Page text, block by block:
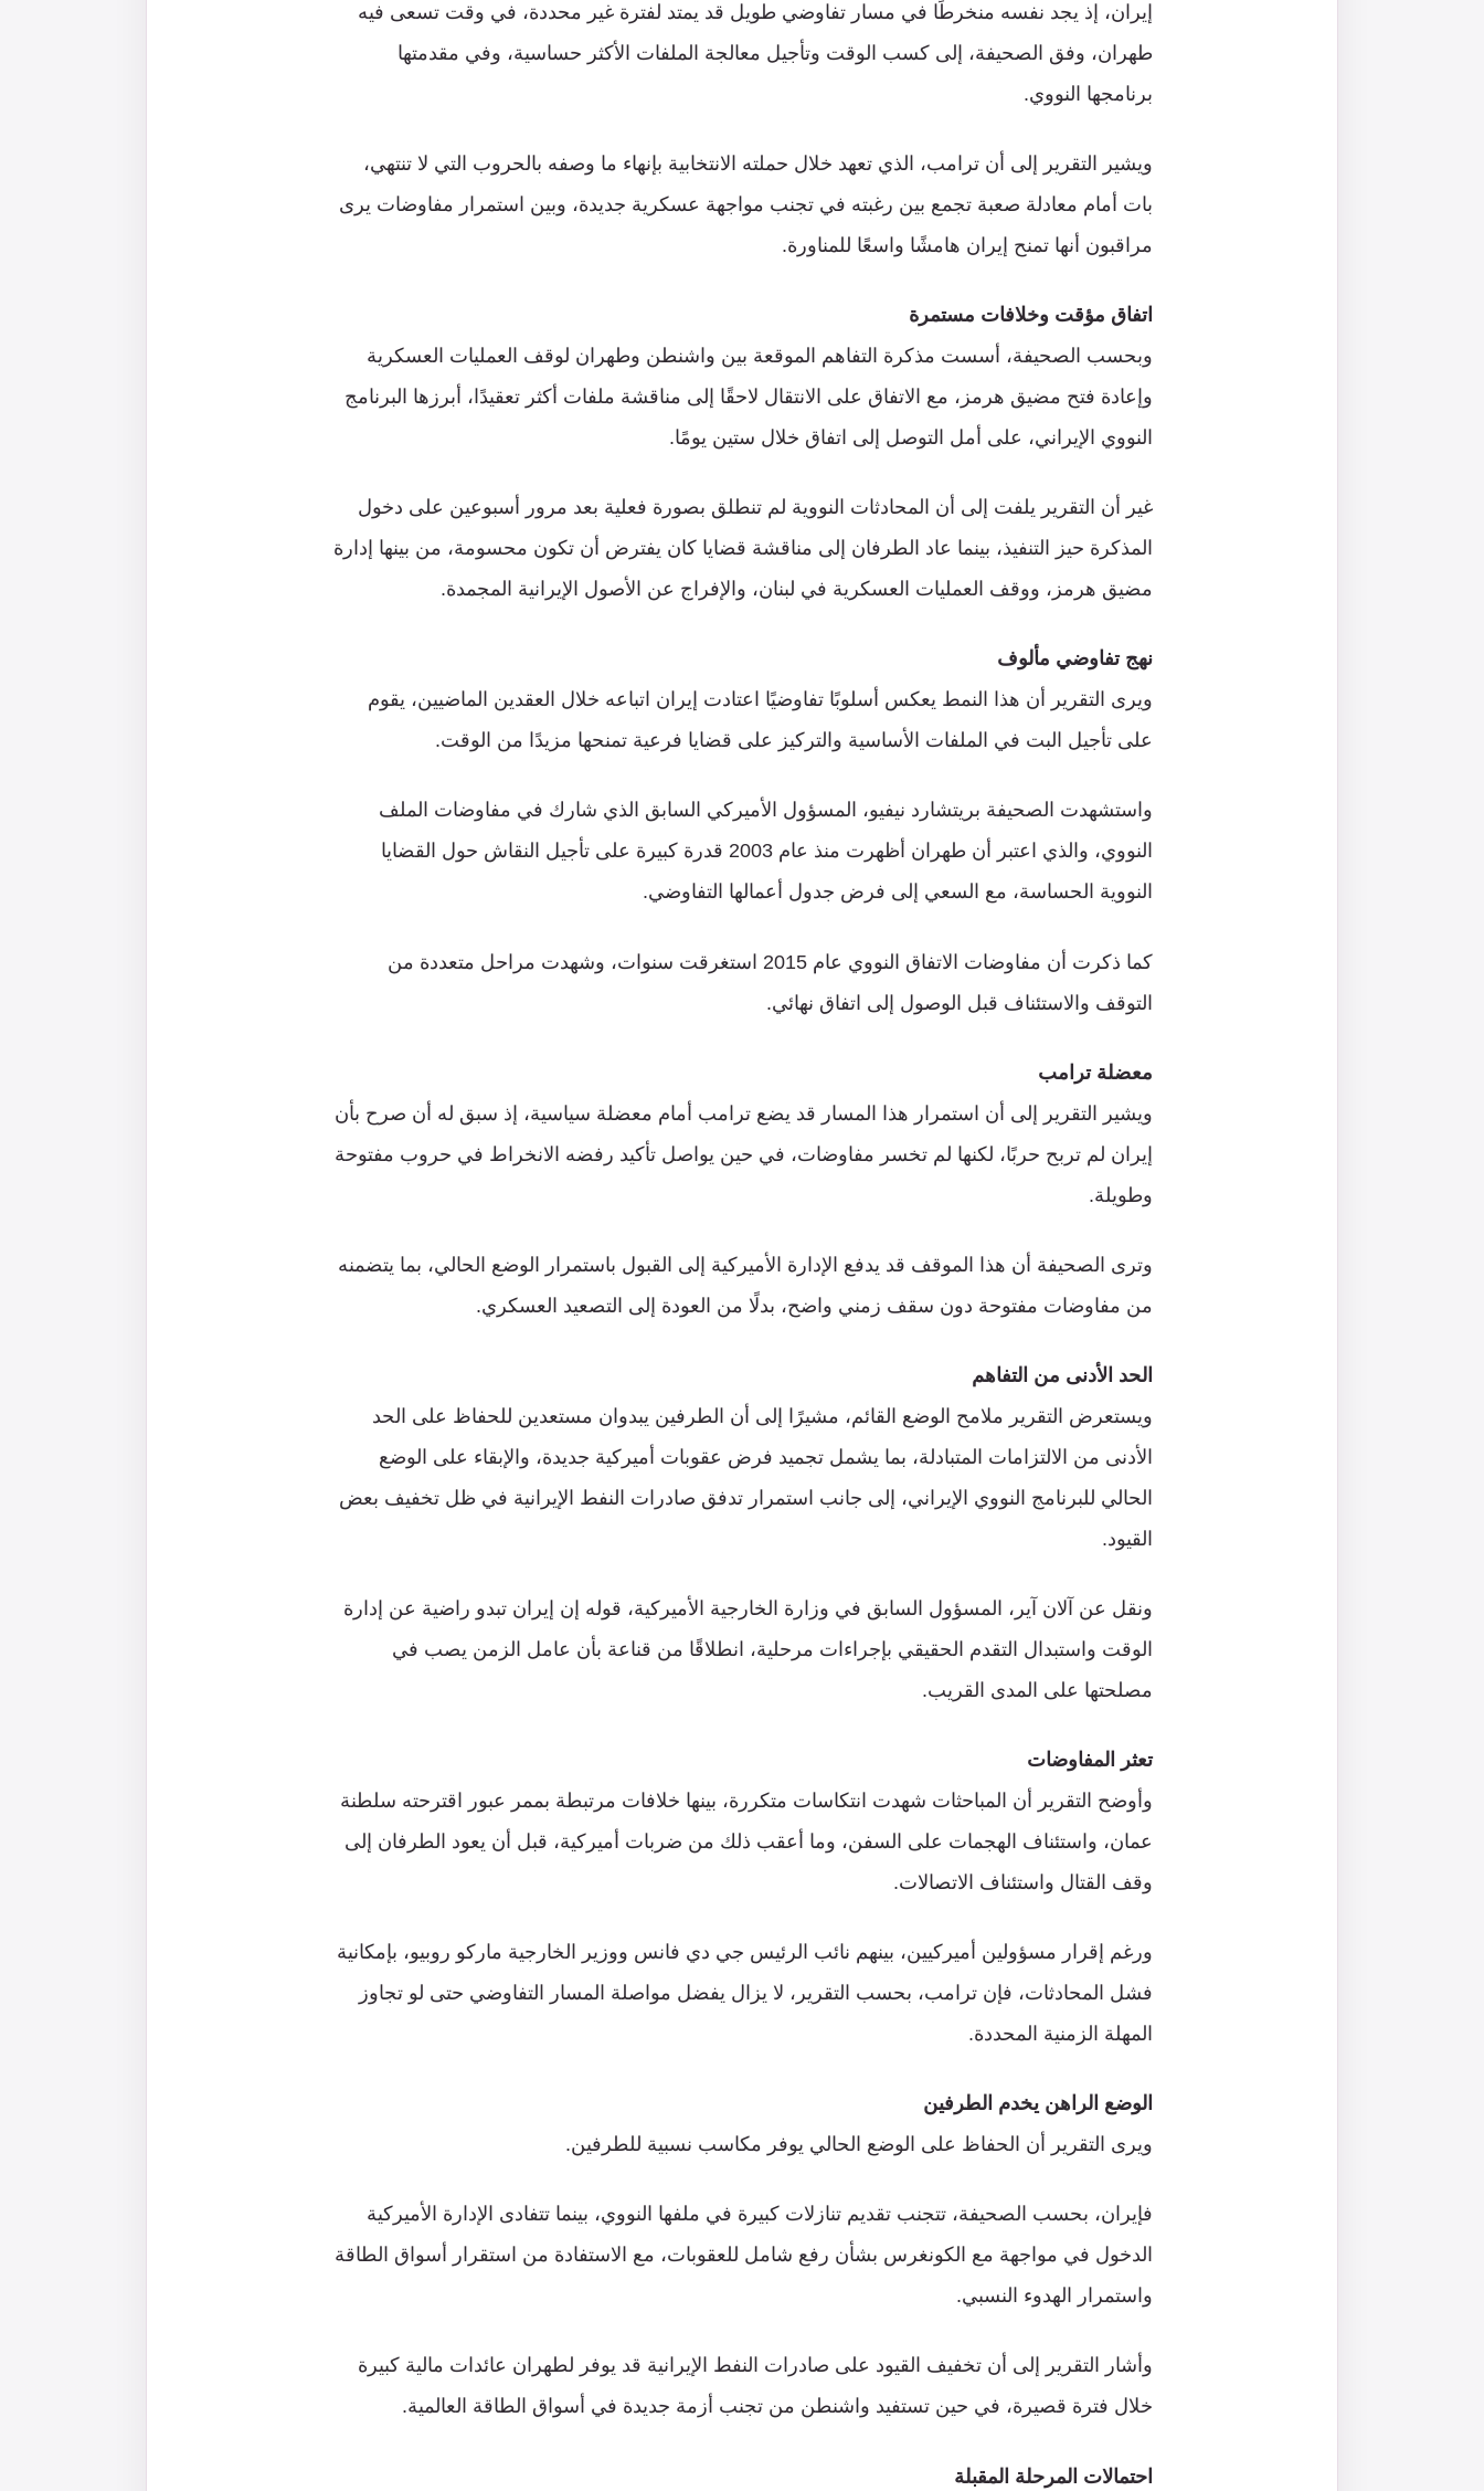
إيران، إذ يجد نفسه منخرطًا في مسار تفاوضي طويل قد يمتد لفترة غير محددة، في وقت تسعى فيه
طهران، وفق الصحيفة، إلى كسب الوقت وتأجيل معالجة الملفات الأكثر حساسية، وفي مقدمتها
برنامجها النووي.
ويشير التقرير إلى أن ترامب، الذي تعهد خلال حملته الانتخابية بإنهاء ما وصفه بالحروب التي لا تنتهي،
بات أمام معادلة صعبة تجمع بين رغبته في تجنب مواجهة عسكرية جديدة، وبين استمرار مفاوضات يرى
مراقبون أنها تمنح إيران هامشًا واسعًا للمناورة.
اتفاق مؤقت وخلافات مستمرة
وبحسب الصحيفة، أسست مذكرة التفاهم الموقعة بين واشنطن وطهران لوقف العمليات العسكرية
وإعادة فتح مضيق هرمز، مع الاتفاق على الانتقال لاحقًا إلى مناقشة ملفات أكثر تعقيدًا، أبرزها البرنامج
النووي الإيراني، على أمل التوصل إلى اتفاق خلال ستين يومًا.
غير أن التقرير يلفت إلى أن المحادثات النووية لم تنطلق بصورة فعلية بعد مرور أسبوعين على دخول
المذكرة حيز التنفيذ، بينما عاد الطرفان إلى مناقشة قضايا كان يفترض أن تكون محسومة، من بينها إدارة
مضيق هرمز، ووقف العمليات العسكرية في لبنان، والإفراج عن الأصول الإيرانية المجمدة.
نهج تفاوضي مألوف
ويرى التقرير أن هذا النمط يعكس أسلوبًا تفاوضيًا اعتادت إيران اتباعه خلال العقدين الماضيين، يقوم
على تأجيل البت في الملفات الأساسية والتركيز على قضايا فرعية تمنحها مزيدًا من الوقت.
واستشهدت الصحيفة بريتشارد نيفيو، المسؤول الأميركي السابق الذي شارك في مفاوضات الملف
النووي، والذي اعتبر أن طهران أظهرت منذ عام 2003 قدرة كبيرة على تأجيل النقاش حول القضايا
النووية الحساسة، مع السعي إلى فرض جدول أعمالها التفاوضي.
كما ذكرت أن مفاوضات الاتفاق النووي عام 2015 استغرقت سنوات، وشهدت مراحل متعددة من
التوقف والاستئناف قبل الوصول إلى اتفاق نهائي.
معضلة ترامب
ويشير التقرير إلى أن استمرار هذا المسار قد يضع ترامب أمام معضلة سياسية، إذ سبق له أن صرح بأن
إيران لم تربح حربًا، لكنها لم تخسر مفاوضات، في حين يواصل تأكيد رفضه الانخراط في حروب مفتوحة
وطويلة.
وترى الصحيفة أن هذا الموقف قد يدفع الإدارة الأميركية إلى القبول باستمرار الوضع الحالي، بما يتضمنه
من مفاوضات مفتوحة دون سقف زمني واضح، بدلًا من العودة إلى التصعيد العسكري.
الحد الأدنى من التفاهم
ويستعرض التقرير ملامح الوضع القائم، مشيرًا إلى أن الطرفين يبدوان مستعدين للحفاظ على الحد
الأدنى من الالتزامات المتبادلة، بما يشمل تجميد فرض عقوبات أميركية جديدة، والإبقاء على الوضع
الحالي للبرنامج النووي الإيراني، إلى جانب استمرار تدفق صادرات النفط الإيرانية في ظل تخفيف بعض
القيود.
ونقل عن آلان آير، المسؤول السابق في وزارة الخارجية الأميركية، قوله إن إيران تبدو راضية عن إدارة
الوقت واستبدال التقدم الحقيقي بإجراءات مرحلية، انطلاقًا من قناعة بأن عامل الزمن يصب في
مصلحتها على المدى القريب.
تعثر المفاوضات
وأوضح التقرير أن المباحثات شهدت انتكاسات متكررة، بينها خلافات مرتبطة بممر عبور اقترحته سلطنة
عمان، واستئناف الهجمات على السفن، وما أعقب ذلك من ضربات أميركية، قبل أن يعود الطرفان إلى
وقف القتال واستئناف الاتصالات.
ورغم إقرار مسؤولين أميركيين، بينهم نائب الرئيس جي دي فانس ووزير الخارجية ماركو روبيو، بإمكانية
فشل المحادثات، فإن ترامب، بحسب التقرير، لا يزال يفضل مواصلة المسار التفاوضي حتى لو تجاوز
المهلة الزمنية المحددة.
الوضع الراهن يخدم الطرفين
ويرى التقرير أن الحفاظ على الوضع الحالي يوفر مكاسب نسبية للطرفين.
فإيران، بحسب الصحيفة، تتجنب تقديم تنازلات كبيرة في ملفها النووي، بينما تتفادى الإدارة الأميركية
الدخول في مواجهة مع الكونغرس بشأن رفع شامل للعقوبات، مع الاستفادة من استقرار أسواق الطاقة
واستمرار الهدوء النسبي.
وأشار التقرير إلى أن تخفيف القيود على صادرات النفط الإيرانية قد يوفر لطهران عائدات مالية كبيرة
خلال فترة قصيرة، في حين تستفيد واشنطن من تجنب أزمة جديدة في أسواق الطاقة العالمية.
احتمالات المرحلة المقبلة